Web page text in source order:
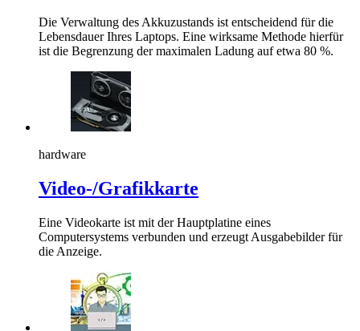
Die Verwaltung des Akkuzustands ist entscheidend für die
Lebensdauer Ihres Laptops. Eine wirksame Methode hierfür
ist die Begrenzung der maximalen Ladung auf etwa 80 %.
hardware
Video-/Grafikkarte
Eine Videokarte ist mit der Hauptplatine eines
Computersystems verbunden und erzeugt Ausgabebilder für
die Anzeige.